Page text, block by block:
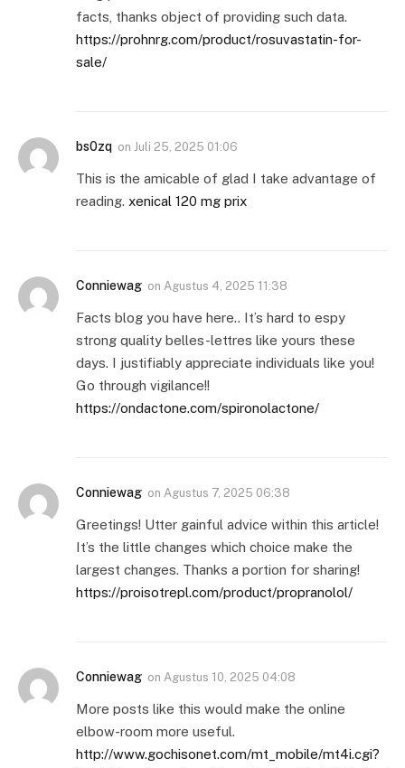
facts, thanks object of providing such data.
https://prohnrg.com/product/rosuvastatin-for-
sale/
bs0zq on Juli 25, 2025 01:06
This is the amicable of glad I take advantage of
reading. xenical 120 mg prix
Conniewag on Agustus 4, 2025 11:38
Facts blog you have here.. It’s hard to espy
strong quality belles-lettres like yours these
days. I justifiably appreciate individuals like you!
Go through vigilance!!
https://ondactone.com/spironolactone/
Conniewag on Agustus 7, 2025 06:38
Greetings! Utter gainful advice within this article!
It’s the little changes which choice make the
largest changes. Thanks a portion for sharing!
https://proisotrepl.com/product/propranolol/
Conniewag on Agustus 10, 2025 04:08
More posts like this would make the online
elbow-room more useful.
http://www.gochisonet.com/mt_mobile/mt4i.cgi?